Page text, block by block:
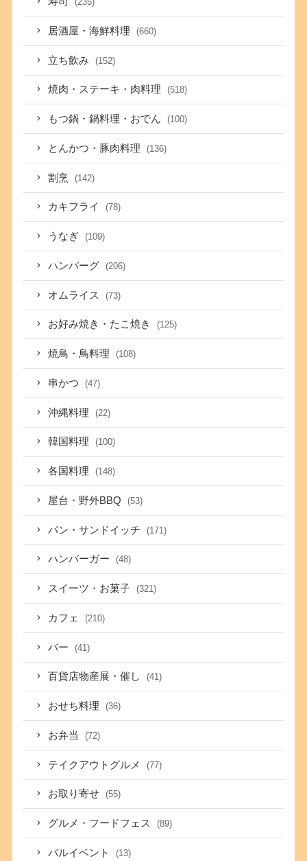
居酒屋・海鮮料理 (660)
立ち飲み (152)
焼肉・ステーキ・肉料理 (518)
もつ鍋・鍋料理・おでん (100)
とんかつ・豚肉料理 (136)
割烹 (142)
カキフライ (78)
うなぎ (109)
ハンバーグ (206)
オムライス (73)
お好み焼き・たこ焼き (125)
焼鳥・鳥料理 (108)
串かつ (47)
沖縄料理 (22)
韓国料理 (100)
各国料理 (148)
屋台・野外BBQ (53)
パン・サンドイッチ (171)
ハンバーガー (48)
スイーツ・お菓子 (321)
カフェ (210)
バー (41)
百貨店物産展・催し (41)
おせち料理 (36)
お弁当 (72)
テイクアウトグルメ (77)
お取り寄せ (55)
グルメ・フードフェス (89)
バルイベント (13)